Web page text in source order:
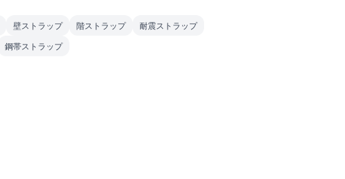
壁ストラップ 階ストラップ
耐震ストラップ
鋼帯ストラップ